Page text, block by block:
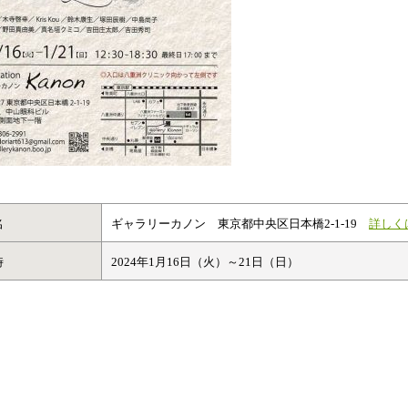
ギャラリーカノン 東京都中央区日本橋2-1-19 詳しく
2024年1月16日（火）～21日（日）